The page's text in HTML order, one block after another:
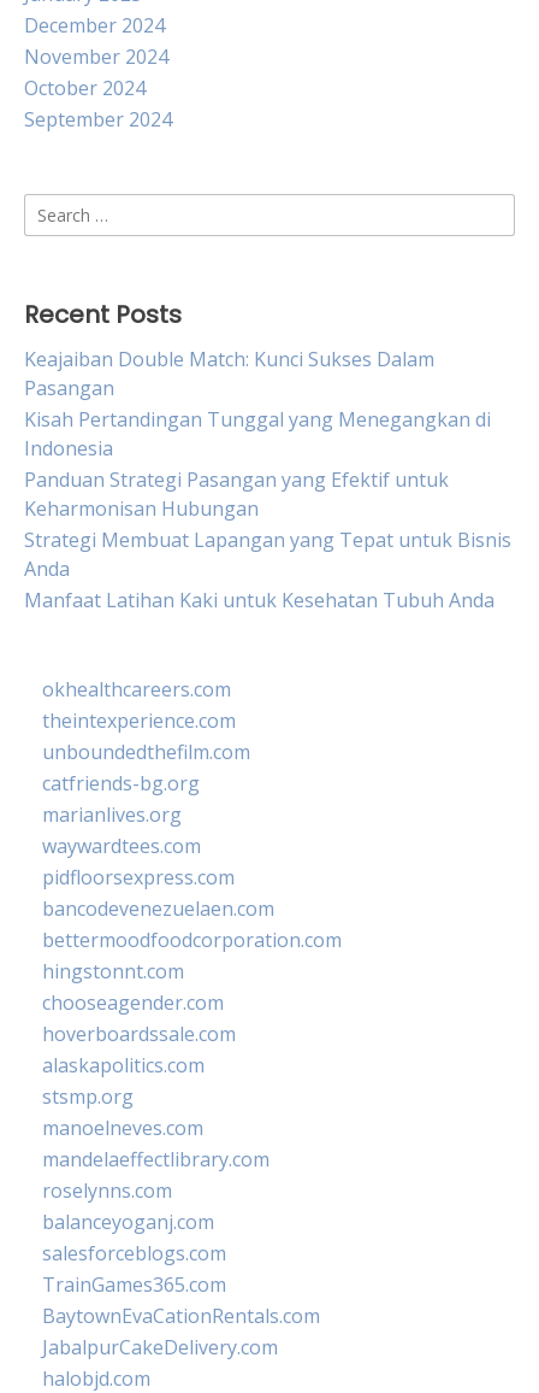
December 2024
November 2024
October 2024
September 2024
Search
for:
Recent Posts
Keajaiban Double Match: Kunci Sukses Dalam
Pasangan
Kisah Pertandingan Tunggal yang Menegangkan di
Indonesia
Panduan Strategi Pasangan yang Efektif untuk
Keharmonisan Hubungan
Strategi Membuat Lapangan yang Tepat untuk Bisnis
Anda
Manfaat Latihan Kaki untuk Kesehatan Tubuh Anda
okhealthcareers.com
theintexperience.com
unboundedthefilm.com
catfriends-bg.org
marianlives.org
waywardtees.com
pidfloorsexpress.com
bancodevenezuelaen.com
bettermoodfoodcorporation.com
hingstonnt.com
chooseagender.com
hoverboardssale.com
alaskapolitics.com
stsmp.org
manoelneves.com
mandelaeffectlibrary.com
roselynns.com
balanceyoganj.com
salesforceblogs.com
TrainGames365.com
BaytownEvaCationRentals.com
JabalpurCakeDelivery.com
halobjd.com